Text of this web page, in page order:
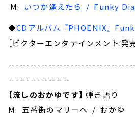
M: いつか逢えたら / Funky
◆CDアルバム 『PHOENIX』
［ビクターエンタテインメント:発
-----------------
【流しのおかゆです】 弾き語り
M: 五番街のマリーへ / おかゆ